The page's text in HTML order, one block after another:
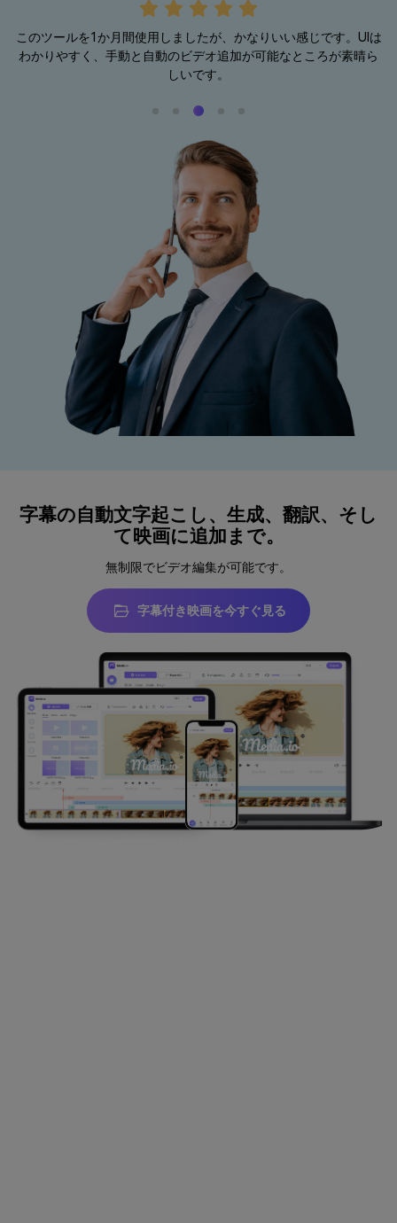
このツールを1か月間使用しましたが、かなりいい感じです。UIは
わかりやすく、手動と自動のビデオ追加が可能なところが素晴ら
しいです。
字幕の自動文字起こし、生成、翻訳、そし
て映画に追加まで。
無制限でビデオ編集が可能です。
字幕付き映画を今すぐ見る